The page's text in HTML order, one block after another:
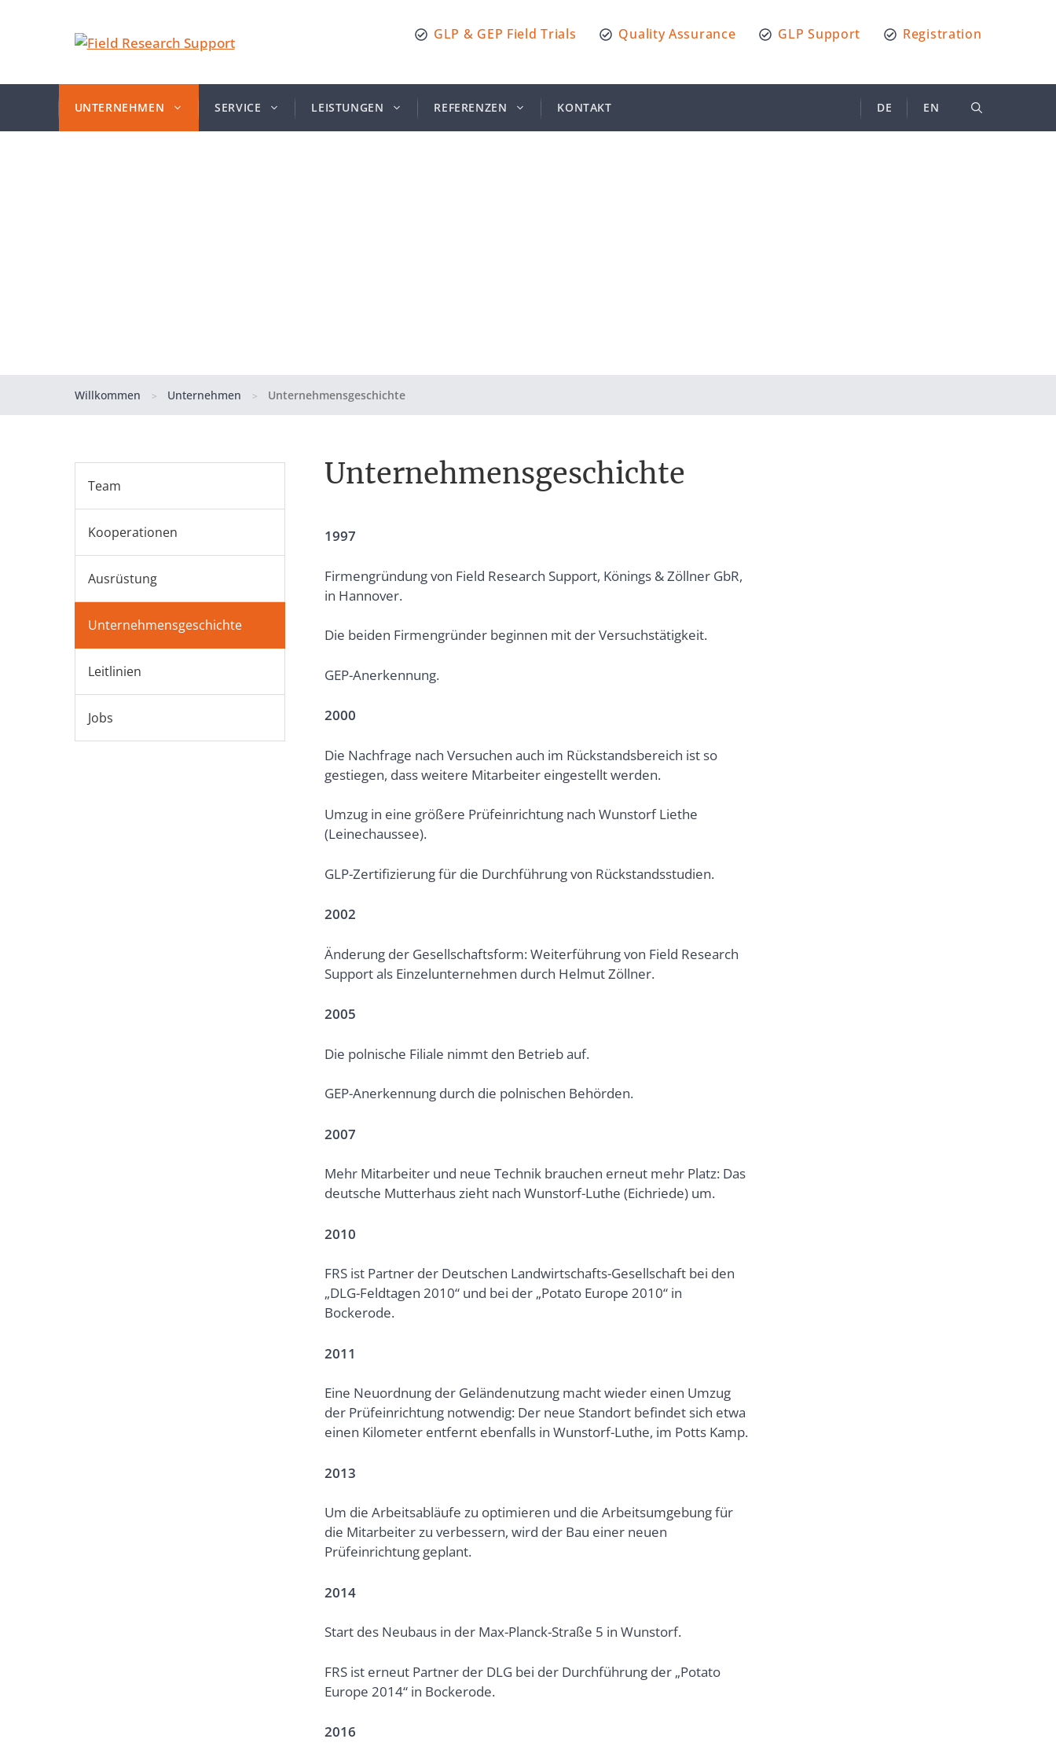
GLP & GEP Field Trials Quality Assurance GLP Support Registration
UNTERNEHMEN SERVICE LEISTUNGEN REFERENZEN KONTAKT DE EN
Willkommen > Unternehmen > Unternehmensgeschichte
Unternehmensgeschichte
1997
Firmengründung von Field Research Support, Könings & Zöllner GbR,
in Hannover.
Die beiden Firmengründer beginnen mit der Versuchstätigkeit.
GEP-Anerkennung.
2000
Die Nachfrage nach Versuchen auch im Rückstandsbereich ist so
gestiegen, dass weitere Mitarbeiter eingestellt werden.
Umzug in eine größere Prüfeinrichtung nach Wunstorf Liethe
(Leinechaussee).
GLP-Zertifizierung für die Durchführung von Rückstandsstudien.
2002
Änderung der Gesellschaftsform: Weiterführung von Field Research
Support als Einzelunternehmen durch Helmut Zöllner.
2005
Die polnische Filiale nimmt den Betrieb auf.
GEP-Anerkennung durch die polnischen Behörden.
2007
Mehr Mitarbeiter und neue Technik brauchen erneut mehr Platz: Das
deutsche Mutterhaus zieht nach Wunstorf-Luthe (Eichriede) um.
2010
FRS ist Partner der Deutschen Landwirtschafts-Gesellschaft bei den
„DLG-Feldtagen 2010“ und bei der „Potato Europe 2010“ in
Bockerode.
2011
Eine Neuordnung der Geländenutzung macht wieder einen Umzug
der Prüfeinrichtung notwendig: Der neue Standort befindet sich etwa
einen Kilometer entfernt ebenfalls in Wunstorf-Luthe, im Potts Kamp.
2013
Um die Arbeitsabläufe zu optimieren und die Arbeitsumgebung für
die Mitarbeiter zu verbessern, wird der Bau einer neuen
Prüfeinrichtung geplant.
2014
Start des Neubaus in der Max-Planck-Straße 5 in Wunstorf.
FRS ist erneut Partner der DLG bei der Durchführung der „Potato
Europe 2014“ in Bockerode.
2016
Team
Kooperationen
Ausrüstung
Unternehmensgeschichte
Leitlinien
Jobs